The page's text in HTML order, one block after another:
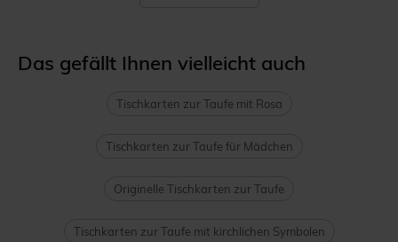
Das gefällt Ihnen vielleicht auch
Tischkarten zur Taufe mit Rosa
Tischkarten zur Taufe für Mädchen
Originelle Tischkarten zur Taufe
Tischkarten zur Taufe mit kirchlichen Symbolen